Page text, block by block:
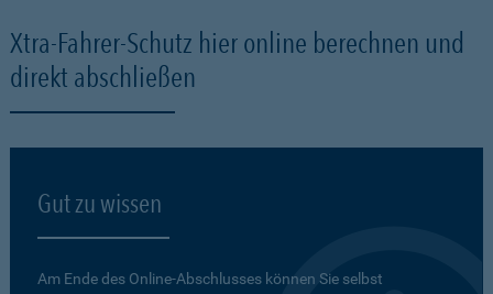
Xtra-Fahrer-Schutz hier online berechnen und
direkt abschließen
Gut zu wissen
Am Ende des Online-Abschlusses können Sie selbst